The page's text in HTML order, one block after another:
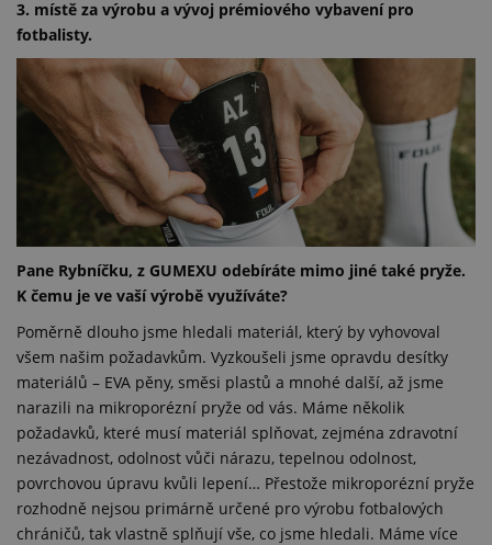
3. místě za výrobu a vývoj prémiového vybavení pro
fotbalisty.
Pane Rybníčku, z GUMEXU odebíráte mimo jiné také pryže.
K čemu je ve vaší výrobě využíváte?
Poměrně dlouho jsme hledali materiál, který by vyhovoval
všem našim požadavkům. Vyzkoušeli jsme opravdu desítky
materiálů – EVA pěny, směsi plastů a mnohé další, až jsme
narazili na mikroporézní pryže od vás. Máme několik
požadavků, které musí materiál splňovat, zejména zdravotní
nezávadnost, odolnost vůči nárazu, tepelnou odolnost,
povrchovou úpravu kvůli lepení… Přestože mikroporézní pryže
rozhodně nejsou primárně určené pro výrobu fotbalových
chráničů, tak vlastně splňují vše, co jsme hledali. Máme více